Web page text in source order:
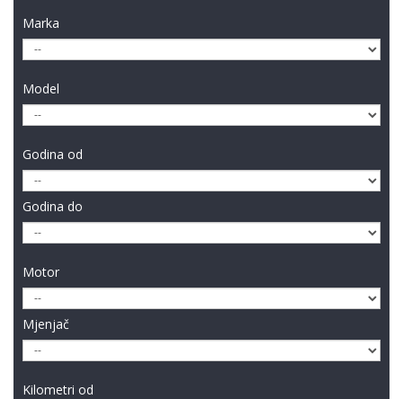
Marka
Model
Godina od
Godina do
Motor
Mjenjač
Kilometri od